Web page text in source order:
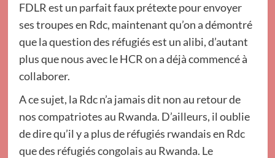
FDLR est un parfait faux prétexte pour envoyer
ses troupes en Rdc, maintenant qu’on a démontré
que la question des réfugiés est un alibi, d’autant
plus que nous avec le HCR on a déjà commencé à
collaborer.
A ce sujet, la Rdc n’a jamais dit non au retour de
nos compatriotes au Rwanda. D’ailleurs, il oublie
de dire qu’il y a plus de réfugiés rwandais en Rdc
que des réfugiés congolais au Rwanda. Le